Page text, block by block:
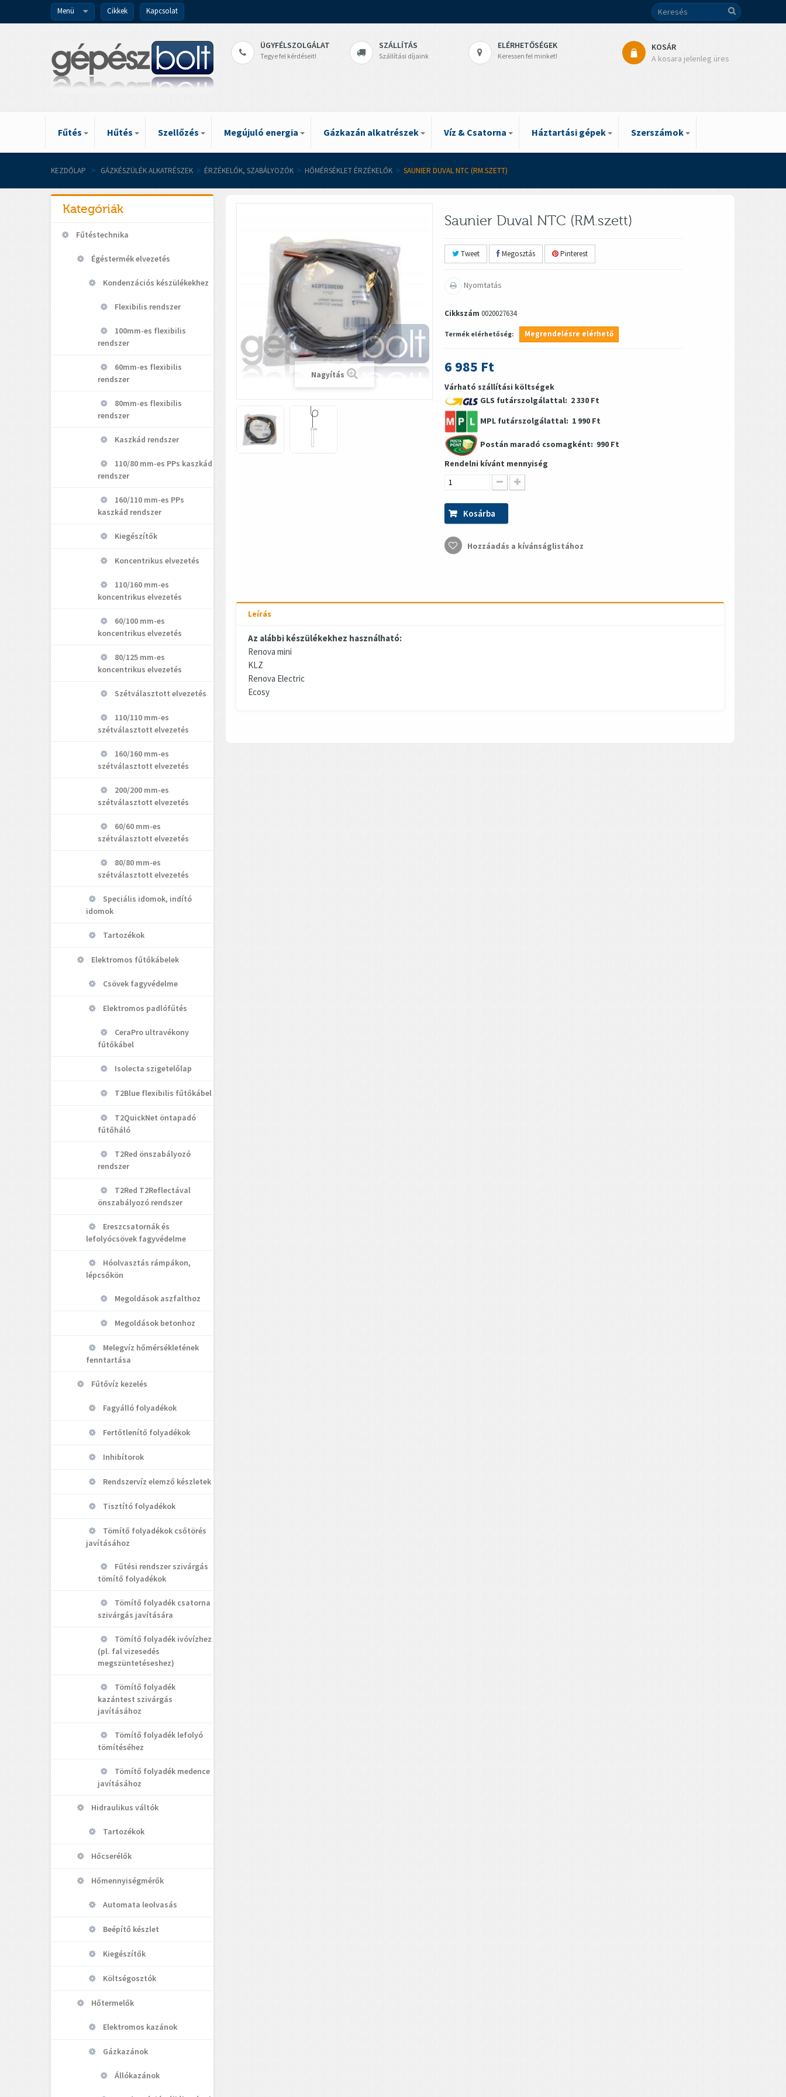
Menü Cikkek Kapcsolat
ÜGYFÉLSZOLGÁLAT
Tegye fel kérdéseit!
SZÁLLÍTÁS
Szállítási díjaink
ELÉRHETŐSÉGEK
Keressen fel minket!
KOSÁR
A kosara jelenleg üres
Fűtés Hűtés Szellőzés Megújuló energia Gázkazán alkatrészek Víz & Csatorna Háztartási gépek Szerszámok
KEZDŐLAP > GÁZKÉSZÜLÉK ALKATRÉSZEK > ÉRZÉKELŐK, SZABÁLYOZÓK > HŐMÉRSÉKLET ÉRZÉKELŐK > SAUNIER DUVAL NTC (RM.SZETT)
Kategóriák
Fűtéstechnika
Égéstermék elvezetés
Kondenzációs készülékekhez
Flexibilis rendszer
100mm-es flexibilis
rendszer
60mm-es flexibilis
rendszer
80mm-es flexibilis
rendszer
Kaszkád rendszer
110/80 mm-es PPs kaszkád
rendszer
160/110 mm-es PPs
kaszkád rendszer
Kiegészítők
Koncentrikus elvezetés
110/160 mm-es
koncentrikus elvezetés
60/100 mm-es
koncentrikus elvezetés
80/125 mm-es
koncentrikus elvezetés
Szétválasztott elvezetés
110/110 mm-es
szétválasztott elvezetés
160/160 mm-es
szétválasztott elvezetés
200/200 mm-es
szétválasztott elvezetés
60/60 mm-es
szétválasztott elvezetés
80/80 mm-es
szétválasztott elvezetés
Speciális idomok, indító
idomok
Tartozékok
Elektromos fűtőkábelek
Csövek fagyvédelme
Elektromos padlófűtés
CeraPro ultravékony
fűtőkábel
Isolecta szigetelőlap
T2Blue flexibilis fűtőkábel
T2QuickNet öntapadó
fűtőháló
T2Red önszabályozó
rendszer
T2Red T2Reflectával
önszabályozó rendszer
Ereszcsatornák és
lefolyócsövek fagyvédelme
Hóolvasztás rámpákon,
lépcsőkön
Megoldások aszfalthoz
Megoldások betonhoz
Melegvíz hőmérsékletének
fenntartása
Fűtővíz kezelés
Fagyálló folyadékok
Fertőtlenítő folyadékok
Inhibítorok
Rendszervíz elemző készletek
Tisztító folyadékok
Tömítő folyadékok csőtörés
javításához
Fűtési rendszer szivárgás
tömítő folyadékok
Tömítő folyadék csatorna
szivárgás javítására
Tömítő folyadék ivóvízhez
(pl. fal vizesedés
megszüntetéseshez)
Tömítő folyadék
kazántest szivárgás
javításához
Tömítő folyadék lefolyó
tömítéséhez
Tömítő folyadék medence
javításához
Hidraulikus váltók
Tartozékok
Hőcserélők
Hőmennyiségmérők
Automata leolvasás
Beépítő készlet
Kiegészítők
Költségosztók
Hőtermelők
Elektromos kazánok
Gázkazánok
Állókazánok
Nagyítás
Saunier Duval NTC (RM.szett)
Tweet Megosztás Pinterest
Nyomtatás
Cikkszám 0020027634
Termék elérhetőség: Megrendelésre elérhető
6 985 Ft
Várható szállítási költségek
GLS futárszolgálattal: 2 330 Ft
MPL futárszolgálattal: 1 990 Ft
Postán maradó csomagként: 990 Ft
Rendelni kívánt mennyiség
Kosárba
Hozzáadás a kívánságlistához
Leírás
Az alábbi készülékekhez használható:
Renova mini
KLZ
Renova Electric
Ecosy